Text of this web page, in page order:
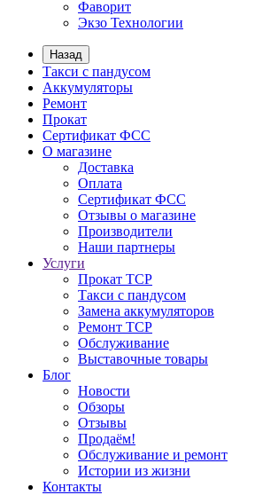
Фаворит
Экзо Технологии
Назад
Такси с пандусом
Аккумуляторы
Ремонт
Прокат
Сертификат ФСС
О магазине
Доставка
Оплата
Сертификат ФСС
Отзывы о магазине
Производители
Наши партнеры
Услуги
Прокат ТСР
Такси с пандусом
Замена аккумуляторов
Ремонт ТСР
Обслуживание
Выставочные товары
Блог
Новости
Обзоры
Отзывы
Продаём!
Обслуживание и ремонт
Истории из жизни
Контакты